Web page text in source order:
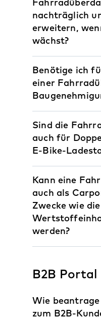
nachträglich
erweitern,
wächst?
Benötige ich
einer
Sind die
auch für
E-Bike-
Kann eine
auch als
Zwecke wie die
werden?
B2B Portal
Wie beantrage
zum B2B-